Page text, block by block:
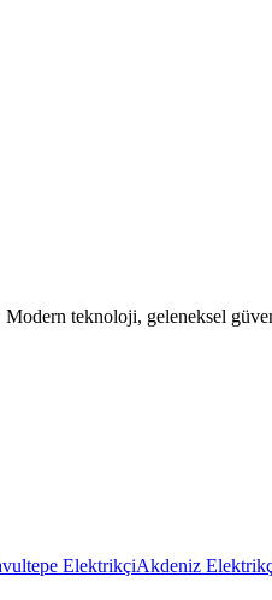
Modern teknoloji, geleneksel
ElektrikçiAkdeniz